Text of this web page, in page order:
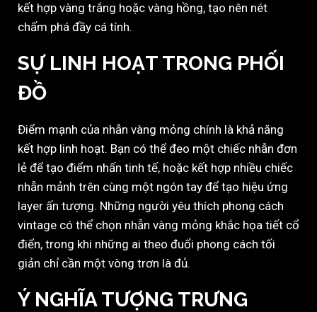
kết hợp vàng trắng hoặc vàng hồng, tạo nên nét
chấm phá đầy cá tính.
SỰ LINH HOẠT TRONG PHỐI
ĐỒ
Điểm mạnh của nhẫn vàng mỏng chính là khả năng
kết hợp linh hoạt. Bạn có thể đeo một chiếc nhẫn đơn
lẻ để tạo điểm nhấn tinh tế, hoặc kết hợp nhiều chiếc
nhẫn mảnh trên cùng một ngón tay để tạo hiệu ứng
layer ấn tượng. Những người yêu thích phong cách
vintage có thể chọn nhẫn vàng mỏng khắc họa tiết cổ
điển, trong khi những ai theo đuổi phong cách tối
giản chỉ cần một vòng trơn là đủ.
Ý NGHĨA TƯỢNG TRƯNG